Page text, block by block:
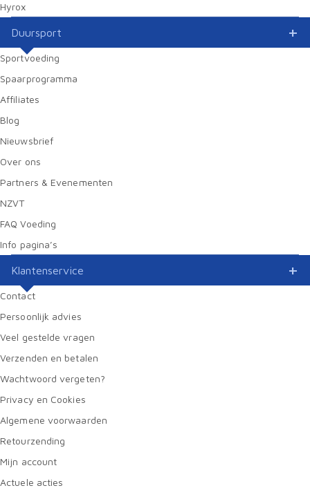
Hyrox
Duursport
Sportvoeding
Spaarprogramma
Affiliates
Blog
Nieuwsbrief
Over ons
Partners & Evenementen
NZVT
FAQ Voeding
Info pagina’s
Klantenservice
Contact
Persoonlijk advies
Veel gestelde vragen
Verzenden en betalen
Wachtwoord vergeten?
Privacy en Cookies
Algemene voorwaarden
Retourzending
Mijn account
Actuele acties